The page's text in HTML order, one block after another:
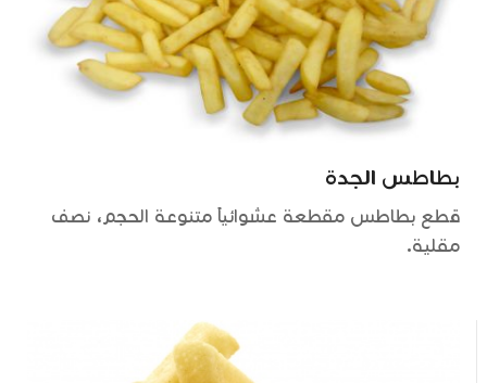
بطاطس الجدة
قطع بطاطس مقطعة عشوائياً متنوعة الحجم، نصف
مقلية.